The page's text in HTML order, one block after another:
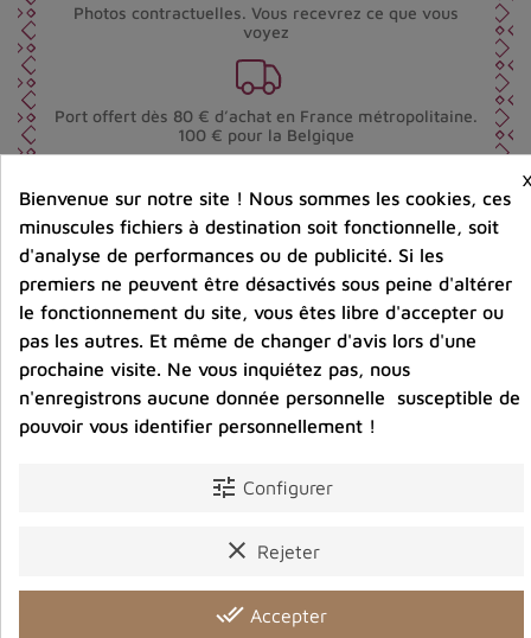
Photos contractuelles. Vous recevrez ce que vous
voyez
Port offert dès 80 € d’achat en France métropolitaine.
100 € pour la Belgique
Entreprise éco-responsable.
Bijoux argent fabriqués sans émission de gaz
carbonique
Partager :
Détails du produit Avis clients
Vous aimerez aussi
Bienvenue sur notre site ! Nous sommes les cookies, ces
minuscules fichiers à destination soit fonctionnelle, soit
d'analyse de performances ou de publicité. Si les
premiers ne peuvent être désactivés sous peine d'altérer
le fonctionnement du site, vous êtes libre d'accepter ou
pas les autres. Et même de changer d'avis lors d'une
prochaine visite. Ne vous inquiétez pas, nous
n'enregistrons aucune donnée personnelle susceptible de
pouvoir vous identifier personnellement !
tune Configurer
clear Rejeter
done_all Accepter